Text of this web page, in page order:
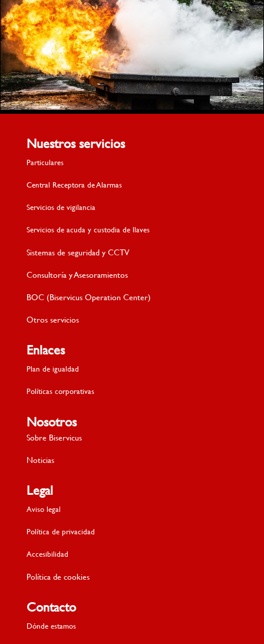
Nuestros servicios
Particulares
Central Receptora de Alarmas
Servicios de vigilancia
Servicios de acuda y custodia de llaves
Sistemas de seguridad y CCTV
Consultoría y Asesoramientos
BOC (Biservicus Operation Center)
Otros servicios
Enlaces
Plan de igualdad
Políticas corporativas
Nosotros
Sobre Biservicus
Noticias
Legal
Aviso legal
Política de privacidad
Accesibilidad
Política de cookies
Contacto
Dónde estamos